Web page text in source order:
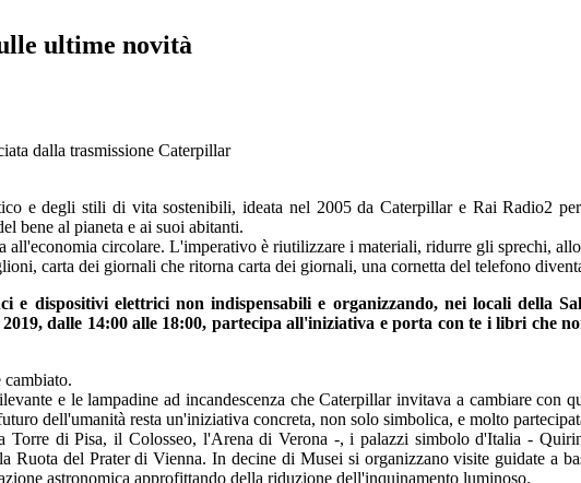
ultime novità
dalla trasmissione Caterpillar
e degli stili di vita sostenibili, ideata nel 2005 da Caterpillar e Rai Radio2
bene al pianeta e ai suoi abitanti.
all'economia circolare. L'imperativo è riutilizzare i materiali, ridurre gli sprechi,
carta dei giornali che ritorna carta dei giornali, una cornetta del telefono
e dispositivi elettrici non indispensabili e organizzando, nei locali
dalle 14:00 alle 18:00, partecipa all'iniziativa e porta con te i libri che
e le lampadine ad incandescenza che Caterpillar invitava a cambiare con
dell'umanità resta un'iniziativa concreta, non solo simbolica, e molto
Torre di Pisa, il Colosseo, l'Arena di Verona -, i palazzi simbolo d'Italia -
del Prater di Vienna. In decine di Musei si organizzano visite guidate a
astronomica approfittando della riduzione dell'inquinamento luminoso.